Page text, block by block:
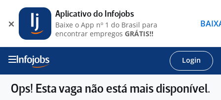
Login
Ops! Esta vaga não está mais disponível.
Aplicativo do Infojobs
Baixe o App nº 1 do Brasil para
encontrar empregos GRÁTIS!!